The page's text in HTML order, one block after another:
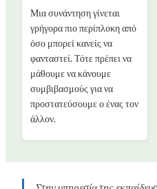
Μια συνάντηση γίνεται
γρήγορα πιο περίπλοκη από
όσο μπορεί κανείς να
φανταστεί. Τότε πρέπει να
μάθουμε να κάνουμε
συμβιβασμούς για να
προστατεύσουμε ο ένας τον
άλλον.